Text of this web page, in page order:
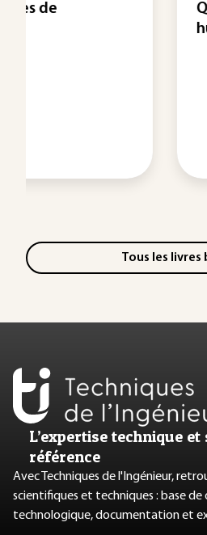
Quel est l'effet du
Tous les livres
L’expertise technique
référence
Avec Techniques de l'Ingénieur,
scientifiques et techniques : base de
technologique, documentation et